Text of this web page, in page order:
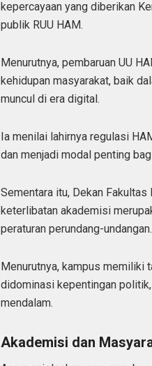
kepercayaan yang diberikan
publik RUU HAM.
Menurutnya, pembaruan UU
kehidupan masyarakat, baik
muncul di era digital.
Ia menilai lahirnya regulasi
dan menjadi modal penting
Sementara itu, Dekan Fakultas
keterlibatan akademisi
peraturan perundang-undangan.
Menurutnya, kampus memiliki
didominasi kepentingan
mendalam.
Akademisi dan